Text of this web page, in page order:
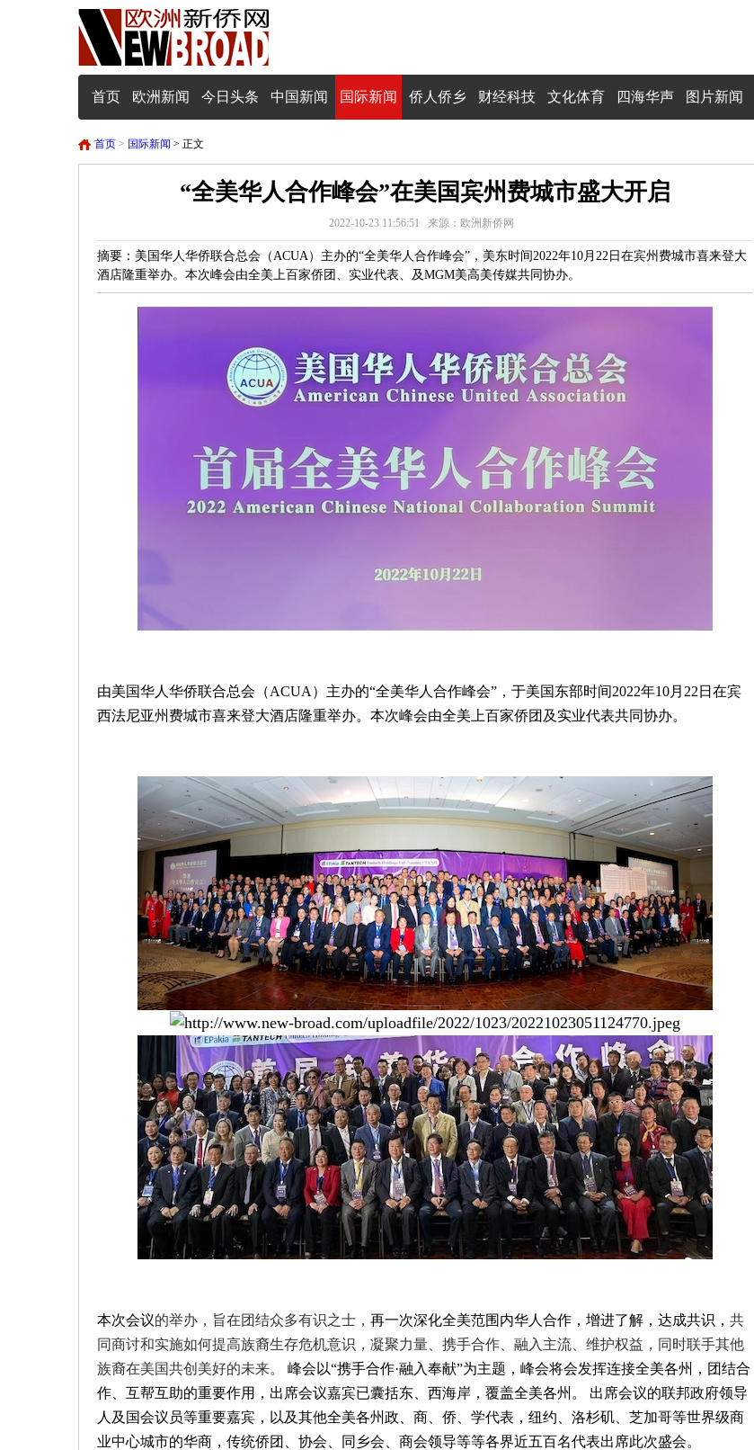
首页 欧洲新闻 今日头条 中国新闻 国际新闻 侨人侨乡 财经科技 文化体育 四海华声 图片新闻
首页 > 国际新闻 > 正文
“全美华人合作峰会”在美国宾州费城市盛大开启
2022-10-23 11:56:51 来源：欧洲新侨网
摘要：美国华人华侨联合总会（ACUA）主办的“全美华人合作峰会”，美东时间2022年10月22日在宾州费城市喜来登大
酒店隆重举办。本次峰会由全美上百家侨团、实业代表、及MGM美高美传媒共同协办。
由美国华人华侨联合总会（ACUA）主办的“全美华人合作峰会”，于美国东部时间2022年10月22日在宾
西法尼亚州费城市喜来登大酒店隆重举办。 本次峰会由全美上百家侨团及实业代表共同协办。
本次会议的举办，旨在团结众多有识之士， 再一次深化全美范围内华人合作，增进了解，达成共识， 共
同商讨和实施如何提高族裔生存危机意识，凝聚力量、携手合作、融入主流、维护权益，同时联手其他
族裔在美国共创美好的未来。
峰会以“携手合作·融入奉献”为主题，峰会将会发挥连接全美各州，团结合
作、互帮互助的重要作用，出席会议嘉宾已囊括东、西海岸，覆盖全美各州。 出席会议的联邦政府领导
人及国会议员等重要嘉宾，以及其他全美各州政、商、侨、学代表，纽约、洛杉矶、芝加哥等世界级商
业中心城市的华商，传统侨团、协会、同乡会、商会领导等等各界近五百名代表出席此次盛会。